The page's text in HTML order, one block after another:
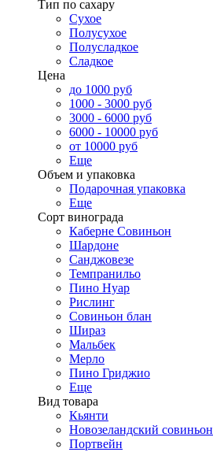
Тип по сахару
Сухое
Полусухое
Полусладкое
Сладкое
Цена
до 1000 руб
1000 - 3000 руб
3000 - 6000 руб
6000 - 10000 руб
от 10000 руб
Еще
Объем и упаковка
Подарочная упаковка
Еще
Сорт винограда
Каберне Совиньон
Шардоне
Санджовезе
Темпранильо
Пино Нуар
Рислинг
Совиньон блан
Шираз
Мальбек
Мерло
Пино Гриджио
Еще
Вид товара
Кьянти
Новозеландский совиньон
Портвейн